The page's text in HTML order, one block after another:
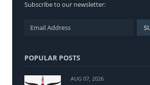
Subscribe to our newsletter:
POPULAR POSTS
AUG 07, 2026